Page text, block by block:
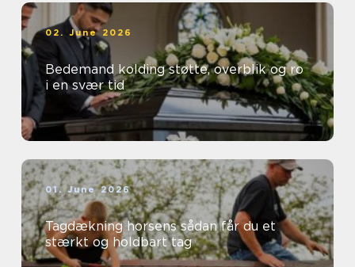
02. June 2026
Bedemand kolding støtte, overblik og ro
i en svær tid
01. June 2026
Tagdækning horsens sådan får du et
stærkt og holdbart tag